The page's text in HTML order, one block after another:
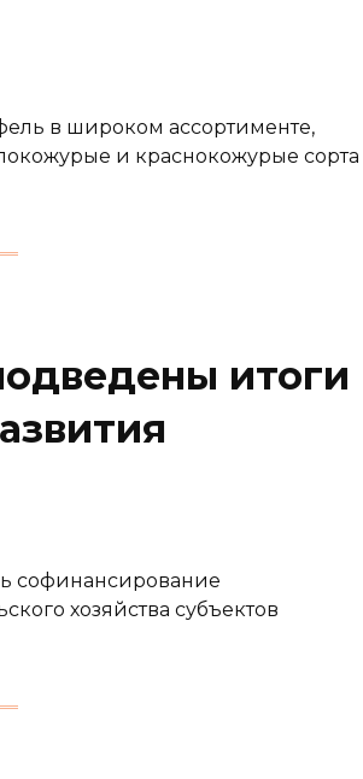
в широком ассортименте,
и краснокожурые сорта
итоги
софинансирование
хозяйства субъектов